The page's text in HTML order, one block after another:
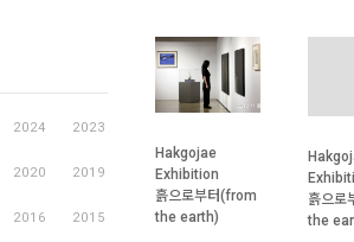
2024 2023
2020 2019
2016 2015
Hakgojae
Exhibition
흙으로부터(from
the earth)
흙으로
the